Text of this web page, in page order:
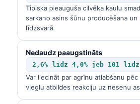
Tipiska pieauguša cilvēka kaulu
sarkano asins šūnu producēšana un
līdzsvarā.
Nedaudz paaugstināts
2,6% līdz 4,0% jeb 101 līdz
Var liecināt par agrīnu atlabšanu
vieglu atbildes reakciju uz nesenu